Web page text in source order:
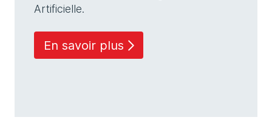
Artificielle.
En savoir plus